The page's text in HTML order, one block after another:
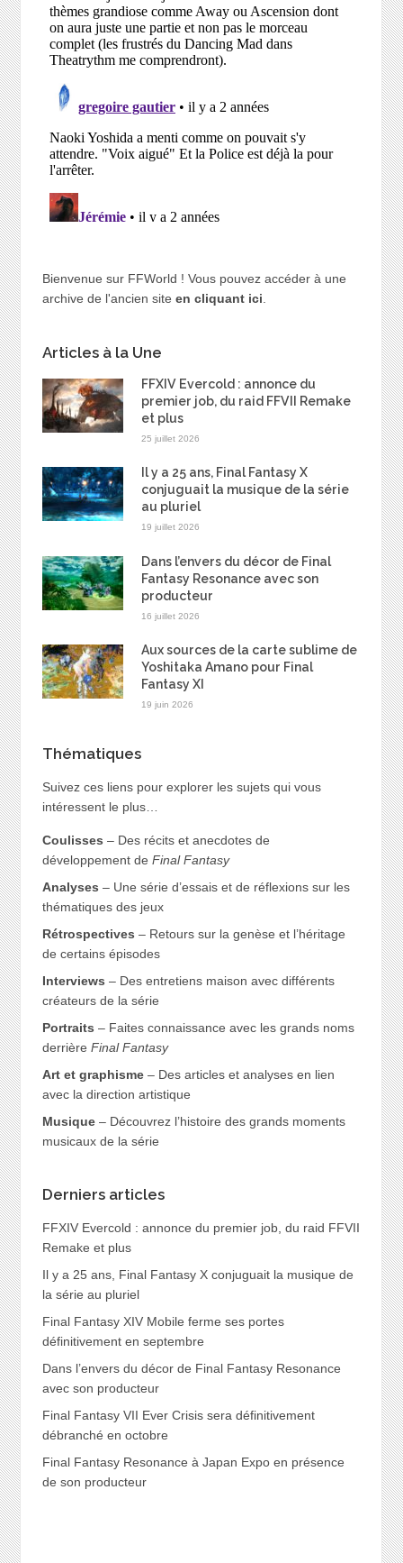
Bienvenue sur FFWorld ! Vous pouvez accéder à une
archive de l'ancien site en cliquant ici.
Articles à la Une
FFXIV Evercold : annonce du
premier job, du raid FFVII Remake
et plus
25 juillet 2026
Il y a 25 ans, Final Fantasy X
conjuguait la musique de la série
au pluriel
19 juillet 2026
Dans l’envers du décor de Final
Fantasy Resonance avec son
producteur
16 juillet 2026
Aux sources de la carte sublime de
Yoshitaka Amano pour Final
Fantasy XI
19 juin 2026
Thématiques
Suivez ces liens pour explorer les sujets qui vous
intéressent le plus…
Coulisses – Des récits et anecdotes de
développement de Final Fantasy
Analyses – Une série d’essais et de réflexions sur les
thématiques des jeux
Rétrospectives – Retours sur la genèse et l’héritage
de certains épisodes
Interviews – Des entretiens maison avec différents
créateurs de la série
Portraits – Faites connaissance avec les grands noms
derrière Final Fantasy
Art et graphisme– Des articles et analyses en lien
avec la direction artistique
Musique– Découvrez l’histoire des grands moments
musicaux de la série
Derniers articles
FFXIV Evercold : annonce du premier job, du raid FFVII
Remake et plus
Il y a 25 ans, Final Fantasy X conjuguait la musique de
la série au pluriel
Final Fantasy XIV Mobile ferme ses portes
définitivement en septembre
Dans l’envers du décor de Final Fantasy Resonance
avec son producteur
Final Fantasy VII Ever Crisis sera définitivement
débranché en octobre
Final Fantasy Resonance à Japan Expo en présence
de son producteur